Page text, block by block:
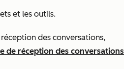
et les outils.
des conversations,
de réception des conversations